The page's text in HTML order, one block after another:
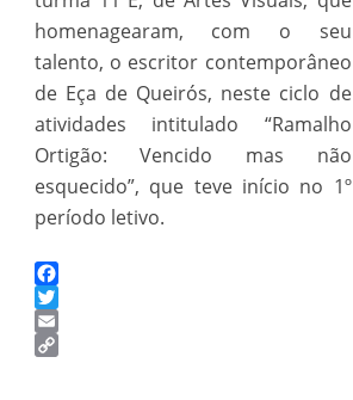
homenagearam, com o seu
talento, o escritor contemporâneo
de Eça de Queirós, neste ciclo de
atividades intitulado “Ramalho
Ortigão: Vencido mas não
esquecido”, que teve início no 1º
período letivo.
Facebook
Twitter
Email